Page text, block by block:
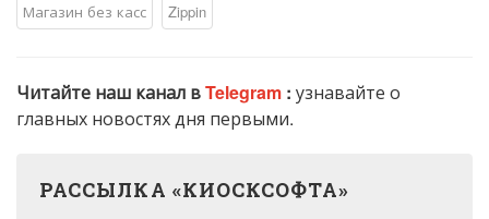
Магазин без касс
Zippin
Читайте наш канал вTelegram : узнавайте о
главных новостях дня первыми.
РАССЫЛКА «КИОСКСОФТА»